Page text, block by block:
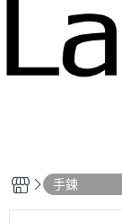
咖啡
手鍊